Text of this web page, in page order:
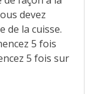
devez
de la cuisse.
5 fois
5 fois sur